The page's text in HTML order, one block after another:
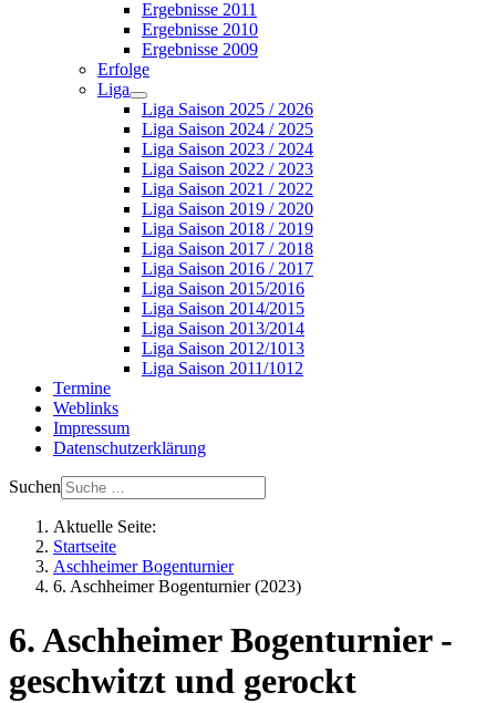
Ergebnisse 2011
Ergebnisse 2010
Ergebnisse 2009
Erfolge
Liga
Liga Saison 2025 / 2026
Liga Saison 2024 / 2025
Liga Saison 2023 / 2024
Liga Saison 2022 / 2023
Liga Saison 2021 / 2022
Liga Saison 2019 / 2020
Liga Saison 2018 / 2019
Liga Saison 2017 / 2018
Liga Saison 2016 / 2017
Liga Saison 2015/2016
Liga Saison 2014/2015
Liga Saison 2013/2014
Liga Saison 2012/1013
Liga Saison 2011/1012
Termine
Weblinks
Impressum
Datenschutzerklärung
Suchen
Aktuelle Seite:
Startseite
Aschheimer Bogenturnier
6. Aschheimer Bogenturnier (2023)
6. Aschheimer Bogenturnier -
geschwitzt und gerockt